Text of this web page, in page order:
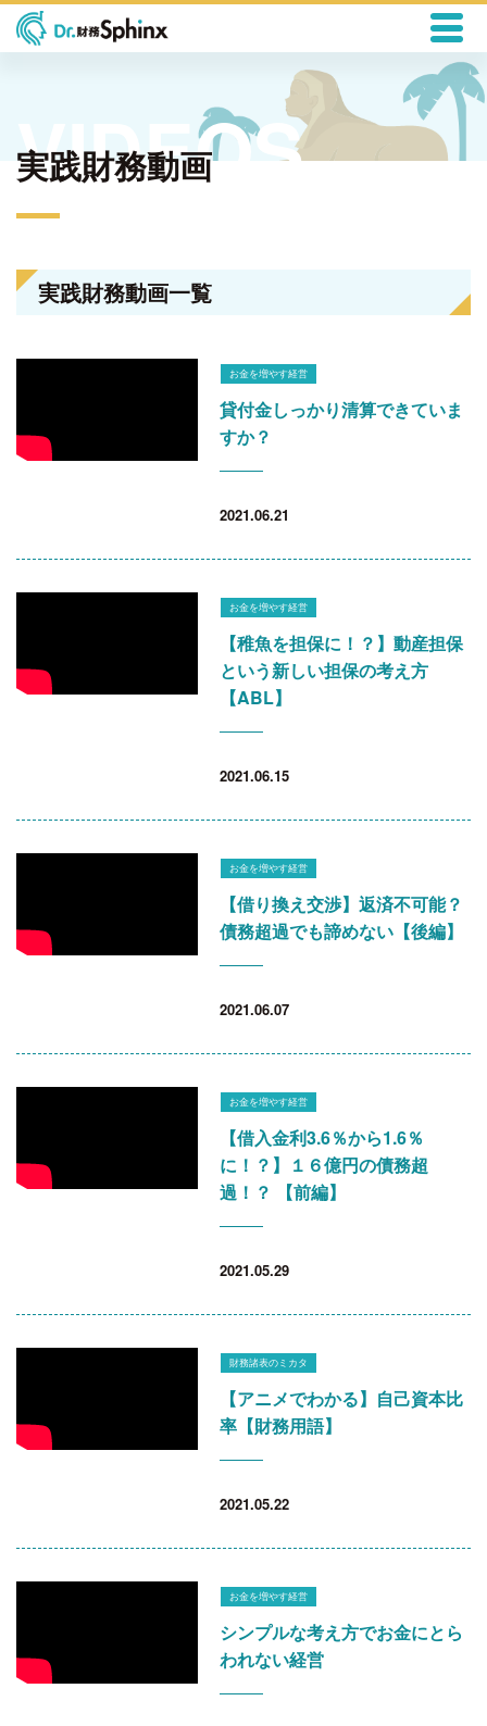
実践財務動画
実践財務動画一覧
お金を増やす経営
2021.06.21
貸付金しっかり清算できていま
すか？
お金を増やす経営
2021.06.15
【稚魚を担保に！？】動産担保
という新しい担保の考え方
【ABL】
お金を増やす経営
2021.06.07
【借り換え交渉】返済不可能？
債務超過でも諦めない【後編】
お金を増やす経営
2021.05.29
【借入金利3.6％から1.6％
に！？】１６億円の債務超
過！？ 【前編】
財務諸表のミカタ
2021.05.22
【アニメでわかる】自己資本比
率【財務用語】
お金を増やす経営
シンプルな考え方でお金にとら
われない経営